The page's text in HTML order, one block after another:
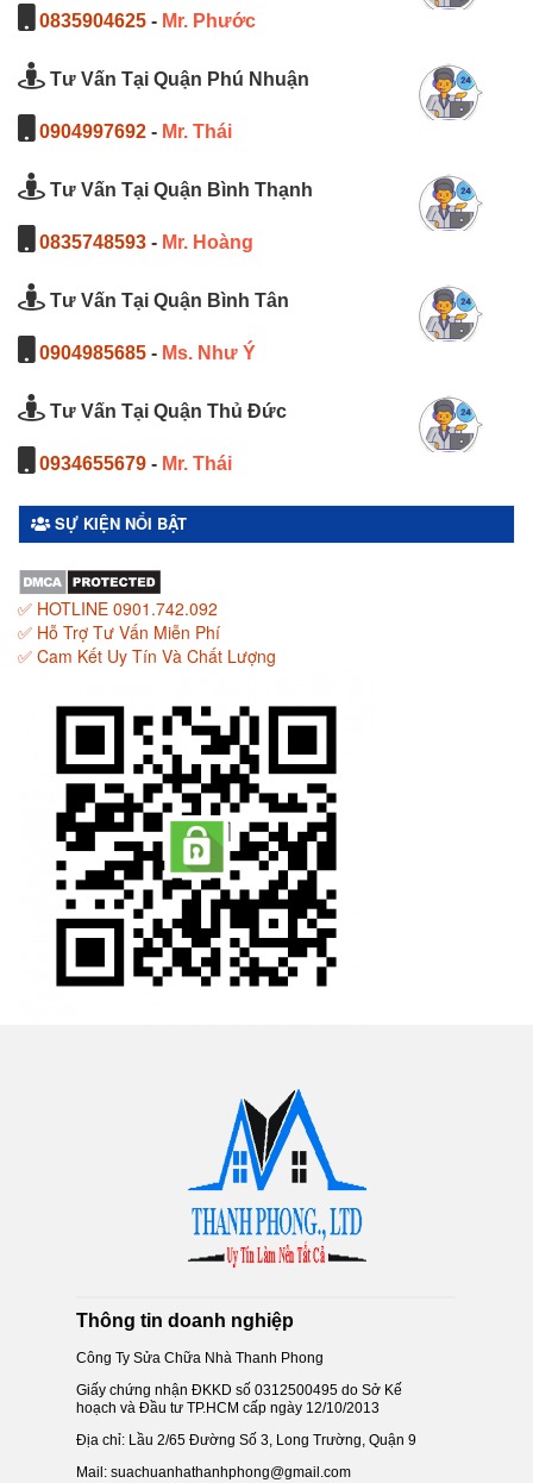
0835904625 - Mr. Phước
Tư Vấn Tại Quận Phú Nhuận
0904997692 - Mr. Thái
Tư Vấn Tại Quận Bình Thạnh
0835748593 - Mr. Hoàng
Tư Vấn Tại Quận Bình Tân
0904985685 - Ms. Như Ý
Tư Vấn Tại Quận Thủ Đức
0934655679 - Mr. Thái
SỰ KIỆN NỔI BẬT
✅ HOTLINE 0901.742.092
✅ Hỗ Trợ Tư Vấn Miễn Phí
✅ Cam Kết Uy Tín Và Chất Lượng
Thông tin doanh nghiệp
Công Ty Sửa Chữa Nhà Thanh Phong
Giấy chứng nhận ĐKKD số 0312500495 do Sở Kế
hoạch và Đầu tư TP.HCM cấp ngày 12/10/2013
Địa chỉ: Lầu 2/65 Đường Số 3, Long Trường, Quận 9
Mail: suachuanhathanhphong@gmail.com